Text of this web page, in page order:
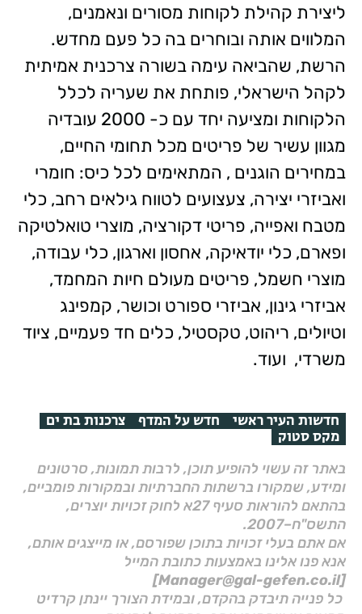
ליצירת קהילת לקוחות מסורים ונאמנים,
המלווים אותה ובוחרים בה כל פעם מחדש.
הרשת, שהביאה עימה בשורה צרכנית אמיתית
לקהל הישראלי, פותחת את שעריה לכלל
הלקוחות ומציעה יחד עם כ- 2000 עובדיה
מגוון עשיר של פריטים מכל תחומי החיים,
במחירים הוגנים , המתאימים לכל כיס: חומרי
ואביזרי יצירה, צעצועים לטווח גילאים רחב, כלי
מטבח ואפייה, פריטי דקורציה, מוצרי טואלטיקה
ופארם, כלי יודאיקה, אחסון וארגון, כלי עבודה,
מוצרי חשמל, פריטים מעולם חיות המחמד,
אביזרי גינון, אביזרי ספורט וכושר, קמפינג
וטיולים, ריהוט, טקסטיל, כלים חד פעמיים, ציוד
משרדי, ועוד.
חדשות העיר ראשי חדש על המדף צרכנות בת ים
מקס סטוק
באתר זה עשוי להופיע תוכן, לרבות תמונות, סרטונים
ומידע, שמקורו ברשתות החברתיות ובמקורות פומביים,
בהתאם להוראות סעיף 27א לחוק זכויות יוצרים,
התשס"ח–2007.
אם אתם בעלי זכויות בתוכן שפורסם, או מייצגים אותם,
אנא פנו אלינו באמצעות כתובת המייל
[Manager@gal-gefen.co.il]
כל פנייה תיבדק בהקדם, ובמידת הצורך יינתן קרדיט